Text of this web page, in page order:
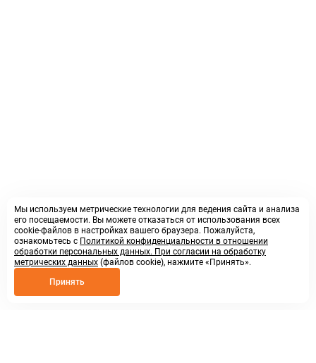
Мы используем метрические технологии для ведения сайта и анализа
его посещаемости. Вы можете отказаться от использования всех
cookie-файлов в настройках вашего браузера. Пожалуйста,
ознакомьтесь с Политикой конфиденциальности в отношении
обработки персональных данных. При согласии на обработку
метрических данных (файлов cookie), нажмите «Принять».
Принять